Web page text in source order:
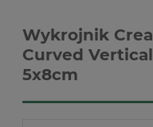
Wykrojnik
Curved
5x8cm